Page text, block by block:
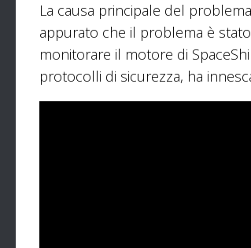
La causa principale del
appurato che il problema è
monitorare il motore di
protocolli di sicurezza, ha